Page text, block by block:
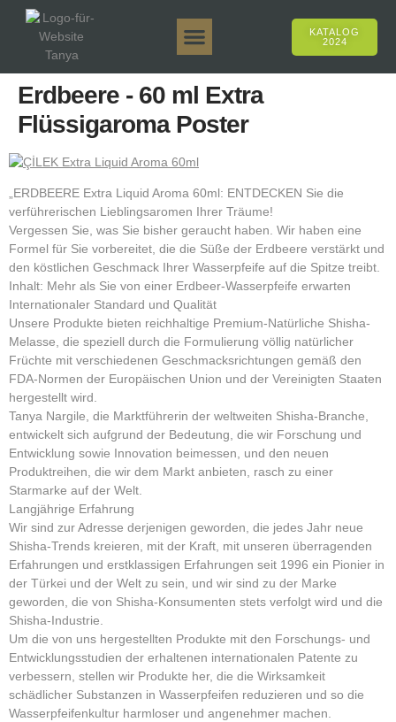
KATALOG
2024
Erdbeere - 60 ml Extra
Flüssigaroma Poster
„ERDBEERE Extra Liquid Aroma 60ml: ENTDECKEN Sie die
verführerischen Lieblingsaromen Ihrer Träume!
Vergessen Sie, was Sie bisher geraucht haben. Wir haben eine
Formel für Sie vorbereitet, die die Süße der Erdbeere verstärkt und
den köstlichen Geschmack Ihrer Wasserpfeife auf die Spitze treibt.
Inhalt: Mehr als Sie von einer Erdbeer-Wasserpfeife erwarten
Internationaler Standard und Qualität
Unsere Produkte bieten reichhaltige Premium-Natürliche Shisha-
Melasse, die speziell durch die Formulierung völlig natürlicher
Früchte mit verschiedenen Geschmacksrichtungen gemäß den
FDA-Normen der Europäischen Union und der Vereinigten Staaten
hergestellt wird.
Tanya Nargile, die Marktführerin der weltweiten Shisha-Branche,
entwickelt sich aufgrund der Bedeutung, die wir Forschung und
Entwicklung sowie Innovation beimessen, und den neuen
Produktreihen, die wir dem Markt anbieten, rasch zu einer
Starmarke auf der Welt.
Langjährige Erfahrung
Wir sind zur Adresse derjenigen geworden, die jedes Jahr neue
Shisha-Trends kreieren, mit der Kraft, mit unseren überragenden
Erfahrungen und erstklassigen Erfahrungen seit 1996 ein Pionier in
der Türkei und der Welt zu sein, und wir sind zu der Marke
geworden, die von Shisha-Konsumenten stets verfolgt wird und die
Shisha-Industrie.
Um die von uns hergestellten Produkte mit den Forschungs- und
Entwicklungsstudien der erhaltenen internationalen Patente zu
verbessern, stellen wir Produkte her, die die Wirksamkeit
schädlicher Substanzen in Wasserpfeifen reduzieren und so die
Wasserpfeifenkultur harmloser und angenehmer machen.